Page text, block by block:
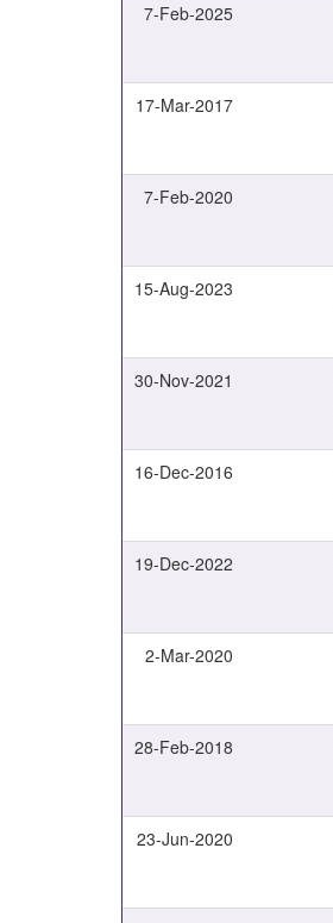
7-Feb-2025
17-Mar-2017
7-Feb-2020
15-Aug-2023
30-Nov-2021
16-Dec-2016
19-Dec-2022
2-Mar-2020
28-Feb-2018
23-Jun-2020